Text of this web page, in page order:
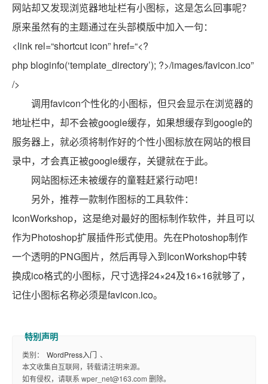
网站却又发现浏览器地址栏有小图标，这是怎么回事呢？
原来虽然有的主题通过在头部模版中加入一句：
<link rel=“shortcut icon” href=“<?
php bloginfo(‘template_directory’); ?>/images/favicon.ico”
/>
调用favicon个性化的小图标，但只会显示在浏览器的
地址栏中，却不会被google缓存，如果想缓存到google的
服务器上，就必须将制作好的个性小图标放在网站的根目
录中，才会真正被google缓存，关键就在于此。
网站图标还未被缓存的童鞋赶紧行动吧！
另外，推荐一款制作图标的工具软件：
IconWorkshop，这是绝对最好的图标制作软件，并且可以
作为Photoshop扩展插件形式使用。先在Photoshop制作
一个透明的PNG图片，然后再导入到IconWorkshop中转
换成ico格式的小图标，尺寸选择24×24及16×16就够了，
记住小图标名称必须是favicon.ico。
类别： WordPress入门 、
本文收集自互联网，转载请注明来源。
如有侵权，请联系 wper_net@163.com 删除。